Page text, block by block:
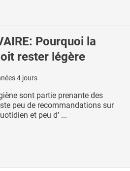
Pourquoi la
rester légère
4 jours
sont partie prenante des
peu de recommandations sur
et peu d’ ...